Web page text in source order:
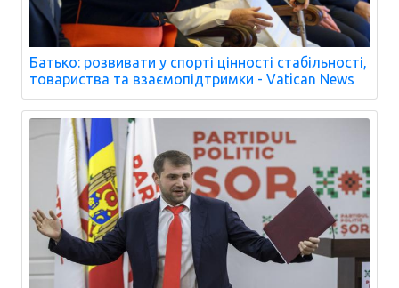
Батько: розвивати у спорті цінності стабільності,
товариства та взаємопідтримки - Vatican News